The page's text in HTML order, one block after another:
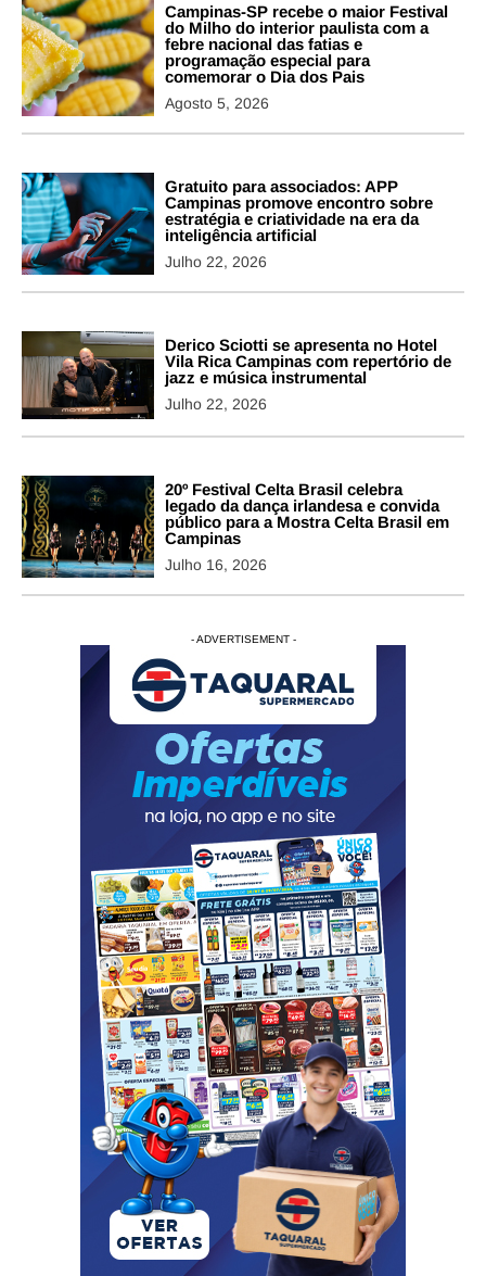
Campinas-SP recebe o maior Festival
do Milho do interior paulista com a
febre nacional das fatias e
programação especial para
comemorar o Dia dos Pais
Agosto 5, 2026
Gratuito para associados: APP
Campinas promove encontro sobre
estratégia e criatividade na era da
inteligência artificial
Julho 22, 2026
Derico Sciotti se apresenta no Hotel
Vila Rica Campinas com repertório de
jazz e música instrumental
Julho 22, 2026
20º Festival Celta Brasil celebra
legado da dança irlandesa e convida
público para a Mostra Celta Brasil em
Campinas
Julho 16, 2026
- ADVERTISEMENT -